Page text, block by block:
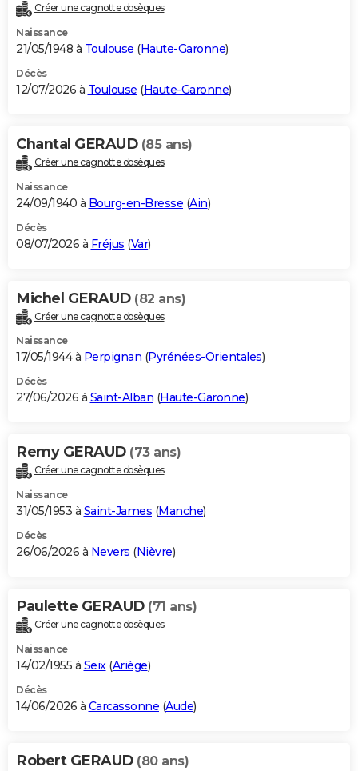
Bricolage
Lifestyle
Culture
Sport
Auto
Television
Voyage
CinemaCréer une cagnotte obsèques
Naissance
21/05/1948 à Toulouse (Haute-Garonne)
Décès
12/07/2026 à Toulouse (Haute-Garonne)
Chantal GERAUD (85 ans)
Créer une cagnotte obsèques
Naissance
24/09/1940 à Bourg-en-Bresse (Ain)
Décès
08/07/2026 à Fréjus (Var)
Michel GERAUD (82 ans)
Créer une cagnotte obsèques
Naissance
17/05/1944 à Perpignan (Pyrénées-Orientales)
Décès
27/06/2026 à Saint-Alban (Haute-Garonne)
Remy GERAUD (73 ans)
Créer une cagnotte obsèques
Naissance
31/05/1953 à Saint-James (Manche)
Décès
26/06/2026 à Nevers (Nièvre)
Paulette GERAUD (71 ans)
Créer une cagnotte obsèques
Naissance
14/02/1955 à Seix(Ariège)
Décès
14/06/2026 à Carcassonne (Aude)
Robert GERAUD (80 ans)